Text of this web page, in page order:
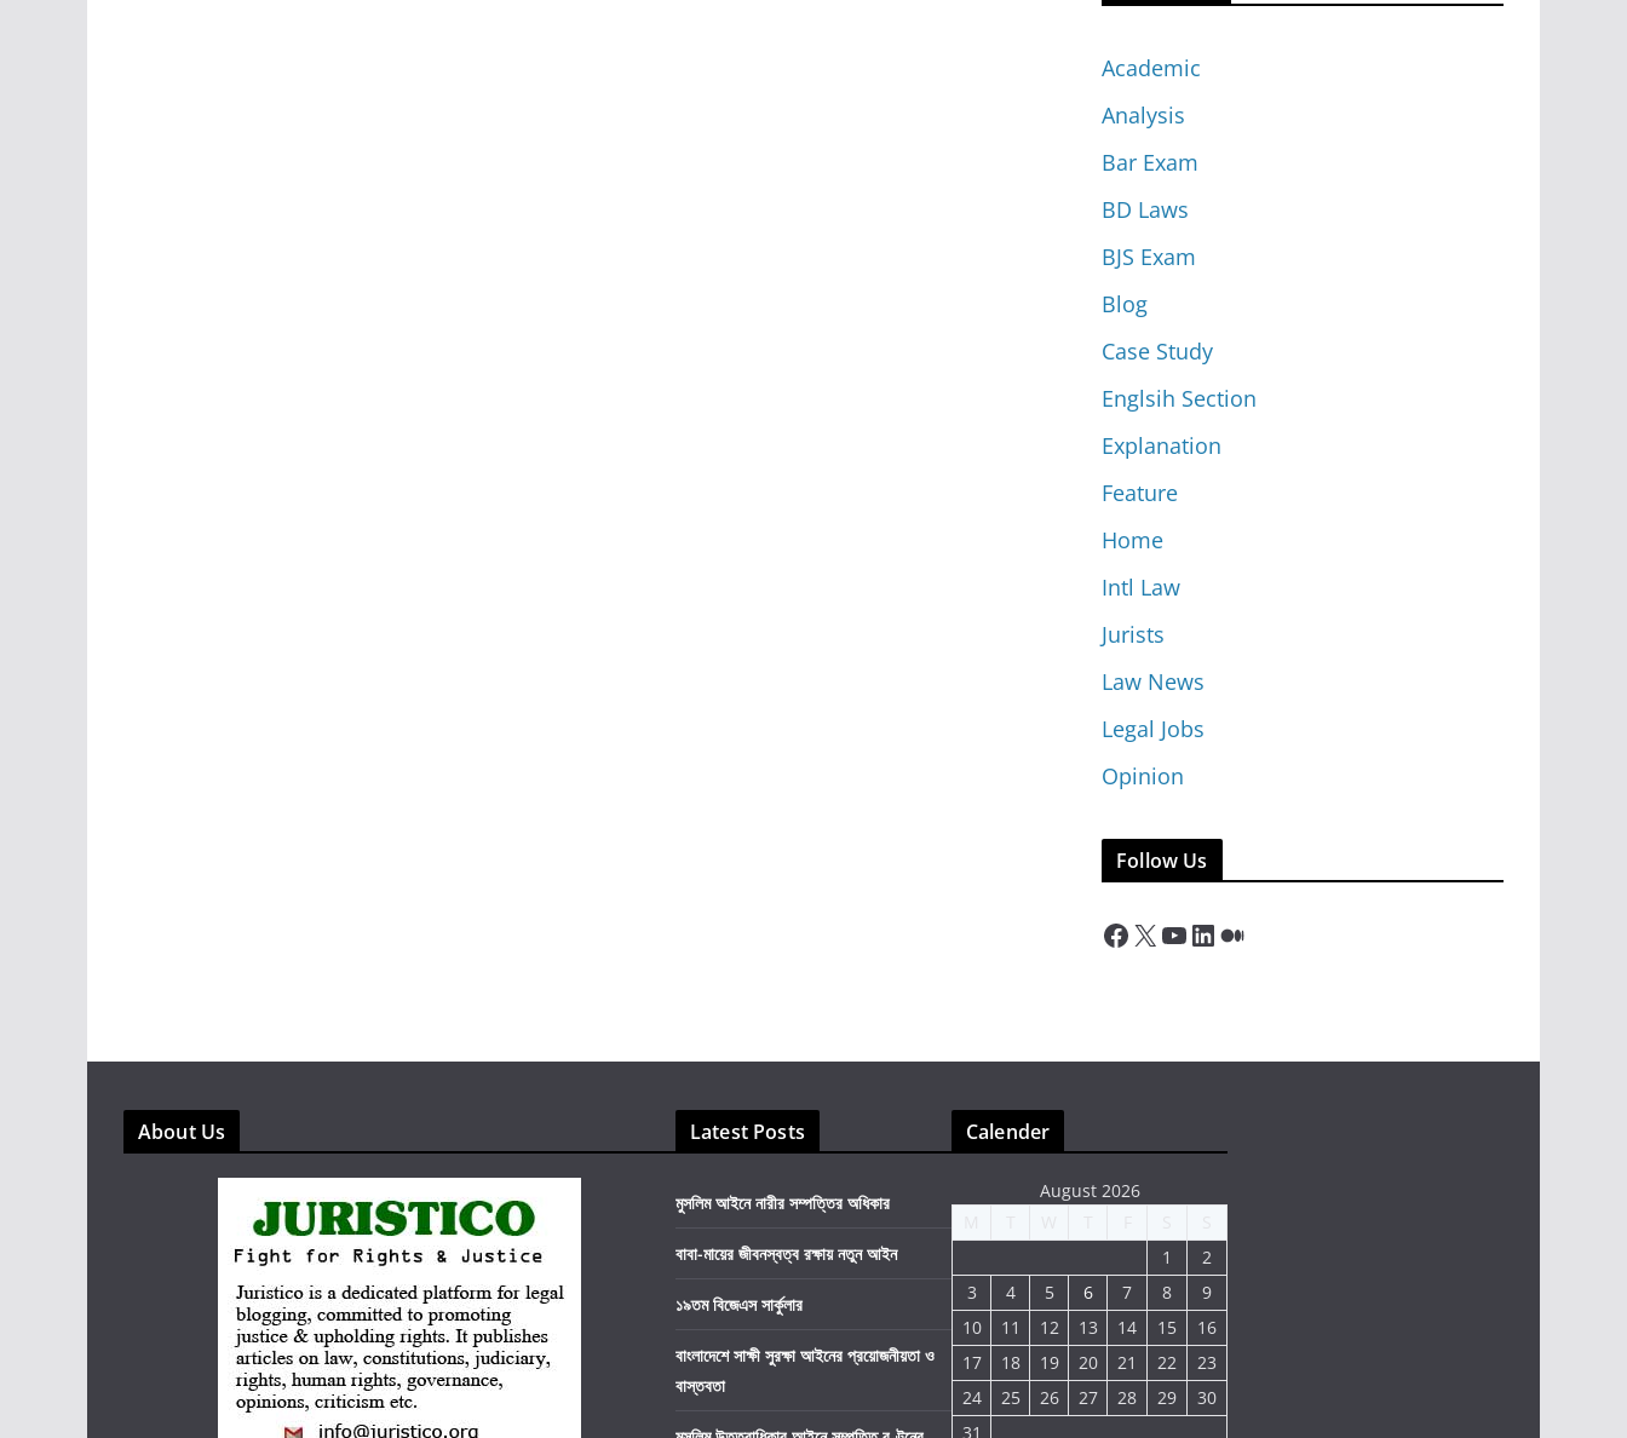
Academic
Analysis
Bar Exam
BD Laws
BJS Exam
Blog
Case Study
Englsih Section
Explanation
Feature
Home
Intl Law
Jurists
Law News
Legal Jobs
Opinion
Follow Us
Facebook X YouTube LinkedIn Medium
About Us Latest Posts
মুসলিম আইনে নারীর সম্পত্তির অধিকার
বাবা-মায়ের জীবনস্বত্ব রক্ষায় নতুন আইন
১৯তম বিজেএস সার্কুলার
বাংলাদেশে সাক্ষী সুরক্ষা আইনের প্রয়োজনীয়তা ও
বাস্তবতা
Calender
August 2026
1
2
3
4 5 6 7 8
9
10
11 12 13 14 15
16
17
18 19 20 21 22
23
24
25 26 27 28 29
30
31